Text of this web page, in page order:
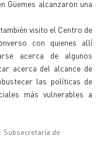
Güemes alcanzaron una
visito el Centro de
con quienes allí
acerca de algunos
acerca del alcance de
las políticas de
más vulnerables a
Subsecretaría de